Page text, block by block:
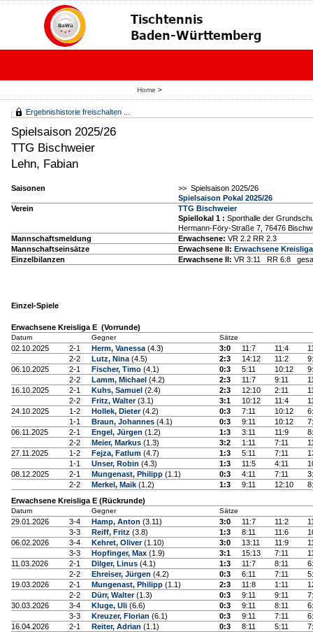
Home >
Ergebnishistorie freischalten ...
Spielsaison 2025/26
TTG Bischweier
Lehn, Fabian
Saisonen
>> Spielsaison 2025/26
Spielsaison Pokal 2025/26
Verein
TTG Bischweier
Spiellokal 1 : Sporthalle der
Hermann-Föry-Straße 7, 76476
Mannschaftsmeldung
Erwachsene: VR 2.2 RR 2.3
Mannschaftseinsätze
Erwachsene II: Erwachsene
Einzelbilanzen
Erwachsene II: VR 3:11 RR 6:8
Einzel-Spiele
Erwachsene Kreisliga E (Vorrunde)
Datum Gegner Sätze
02.10.2025 2-1 Herm, Vanessa (4.3) 3:0 11:7 11:4
2-2
Lutz, Nina (4.5) 2:3 14:12 11:2
06.10.2025
2-1 Fischer, Timo (4.1) 0:3 5:11 10:12
2-2
Lamm, Michael (4.2) 2:3 11:7 9:11
16.10.2025
2-1 Kuhs, Samuel (2.4) 2:3 12:10 2:11
2-2
Fritz, Walter(3.1) 3:1 10:12 11:4
24.10.2025
1-2 Hollek, Dieter(4.2) 0:3 7:11 10:12
1-1
Braun, Johannes (4.1) 0:3 9:11 10:12
06.11.2025
2-1 Engel, Jürgen (1.2) 1:3 3:11 11:9
2-2
Meier, Markus (1.3) 3:2 1:11 7:11
27.11.2025
1-2 Fejza, Fatlum (4.7) 1:3 5:11 7:11
1-1
Unser, Robin (4.3) 1:3 11:5 4:11
08.12.2025
2-1 Mungenast, Philipp (1.1) 0:3 4:11 7:11
2-2
Merkel, Maik (1.2) 1:3 9:11 12:10
Erwachsene Kreisliga E (Rückrunde)
Datum Gegner Sätze
29.01.2026 3-4 Hamp, Anton (3.11) 3:0 11:7 11:2
3-3
Reiff, Fritz (3.8) 1:3 8:11 11:6
06.02.2026
3-4 Kehret, Oliver(1.10) 3:0 13:11 11:9
3-3
Hopfinger, Max (1.9) 3:1 15:13 7:11
11.03.2026
2-1 Dilger, Linus (4.1) 1:3 11:7 8:11
2-2
Ehreiser, Jürgen (4.2) 0:3 6:11 7:11
19.03.2026
2-1 Mungenast, Philipp (1.1) 2:3 11:8 1:11
2-2
Dürr, Walter(1.3) 0:3 9:11 9:11
30.03.2026
3-4 Kluge, Uli (6.6) 0:3 9:11 8:11
3-3
Kreuzer, Florian (6.1) 0:3 9:11 7:11
16.04.2026
2-1 Reiter, Adrian (1.1) 0:3 8:11 5:11